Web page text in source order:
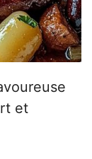
et